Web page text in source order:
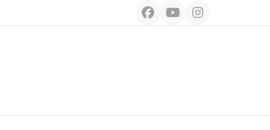
Facebook
YouTubeInstagram